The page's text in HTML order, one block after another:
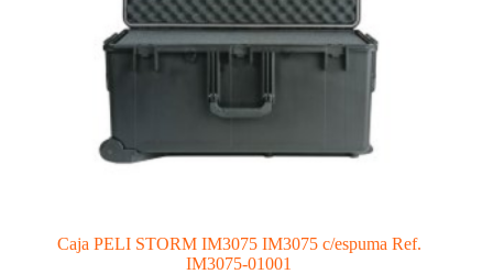
Caja PELI STORM IM3075 IM3075 c/espuma Ref.
IM3075-01001